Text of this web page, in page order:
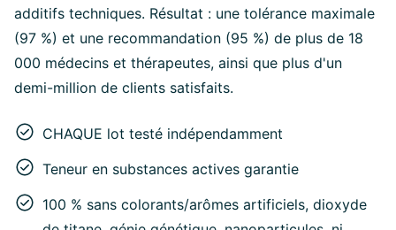
additifs techniques. Résultat : une tolérance maximale
(97 %) et une recommandation (95 %) de plus de 18
000 médecins et thérapeutes, ainsi que plus d'un
demi-million de clients satisfaits.
CHAQUE lot testé indépendamment
Teneur en substances actives garantie
100 % sans colorants/arômes artificiels, dioxyde